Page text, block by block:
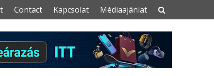
Contact Kapcsolat Médiaajánlat